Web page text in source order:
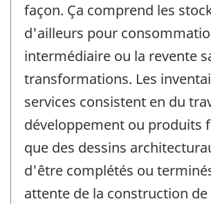
façon. Ça comprend les
d'ailleurs pour
intermédiaire ou la revente
transformations. Les
services consistent en du
développement ou produits
que des dessins
d'être complétés ou
attente de la construction